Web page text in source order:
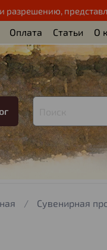
Оплата Статьи О
Сувенирная